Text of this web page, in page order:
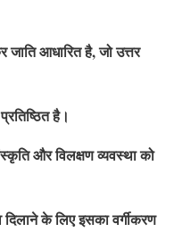
आधारित है, जो उत्तर
है।
और विलक्षण व्यवस्था को
के लिए इसका वर्गीकरण